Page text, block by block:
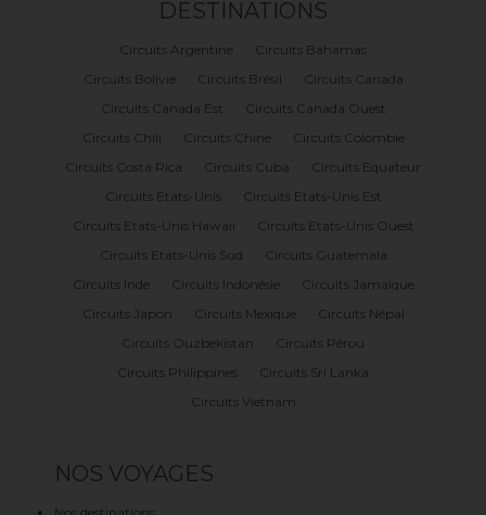
DESTINATIONS
Circuits Argentine
Circuits Bahamas
Circuits Bolivie
Circuits Brésil
Circuits Canada
Circuits Canada Est
Circuits Canada Ouest
Circuits Chili
Circuits Chine
Circuits Colombie
Circuits Costa Rica
Circuits Cuba
Circuits Equateur
Circuits Etats-Unis
Circuits Etats-Unis Est
Circuits Etats-Unis Hawaii
Circuits Etats-Unis Ouest
Circuits Etats-Unis Sud
Circuits Guatemala
Circuits Inde
Circuits Indonésie
Circuits Jamaïque
Circuits Japon
Circuits Mexique
Circuits Népal
Circuits Ouzbekistan
Circuits Pérou
Circuits Philippines
Circuits Sri Lanka
Circuits Vietnam
NOS VOYAGES